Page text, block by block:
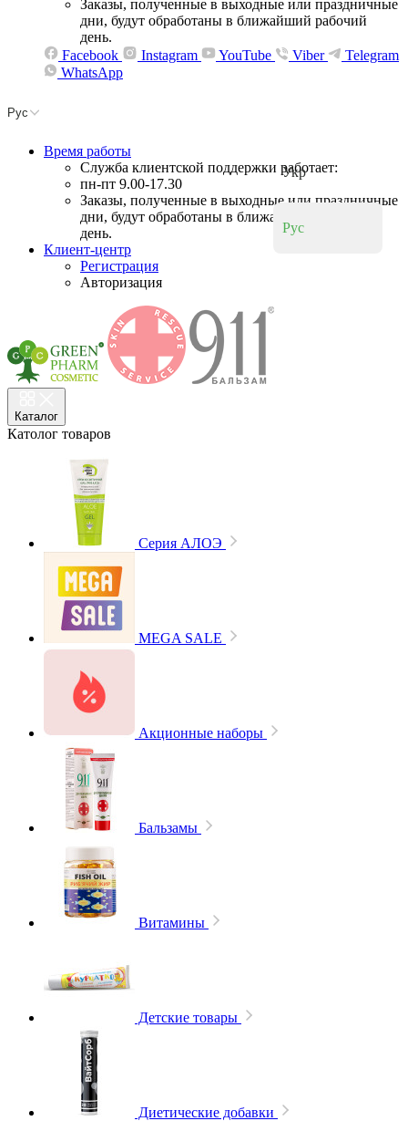
Заказы, полученные в выходные или праздничные
дни, будут обработаны в ближайший рабочий
день.
Facebook
Instagram YouTube Viber
Telegram
WhatsApp
Рус
Укр
Рус
Время работы
Служба клиентской поддержки работает:
пн-пт 9.00-17.30
Заказы, полученные в выходные или праздничные
дни, будут обработаны в ближайший рабочий
день.
Клиент-центр
Регистрация
Авторизация
Каталог
Католог товаров
Cерия АЛОЭ
MEGA SALE
Акционные наборы
Бальзамы
Витамины
Детские товары
Диетические добавки